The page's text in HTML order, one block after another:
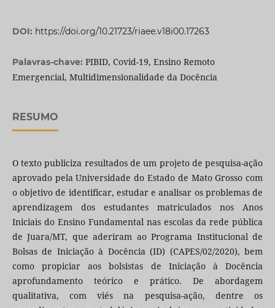
DOI: https://doi.org/10.21723/riaee.v18i00.17263
Palavras-chave: PIBID, Covid-19, Ensino Remoto
Emergencial, Multidimensionalidade da Docência
RESUMO
O texto publiciza resultados de um projeto de pesquisa-ação
aprovado pela Universidade do Estado de Mato Grosso com
o objetivo de identificar, estudar e analisar os problemas de
aprendizagem dos estudantes matriculados nos Anos
Iniciais do Ensino Fundamental nas escolas da rede pública
de Juara/MT, que aderiram ao Programa Institucional de
Bolsas de Iniciação à Docência (ID) (CAPES/02/2020), bem
como propiciar aos bolsistas de Iniciação à Docência
aprofundamento teórico e prático. De abordagem
qualitativa, com viés na pesquisa-ação, dentre os